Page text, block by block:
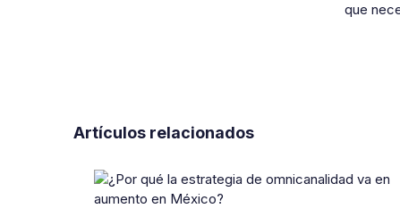
que
Artículos relacionados